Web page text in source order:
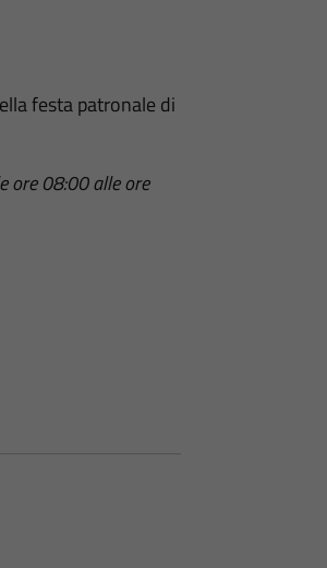
festa patronale di
ore 08:00 alle ore